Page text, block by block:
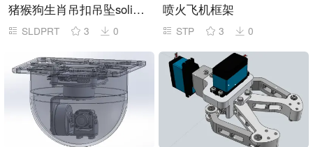
猪猴狗生肖吊扣吊坠solidwo模型
SLDPRT 3 0
喷火飞机框架
STP 3 0